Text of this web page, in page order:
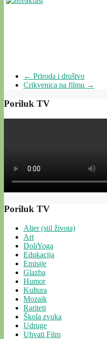
← Priroda i društvo
Crikvenica na filmu →
Poriluk TV
Poriluk TV
Alter (stil života)
Art
DoliYoga
Edukacija
Emisije
Glazba
Humor
Kultura
Mozaik
Rariteti
Škola zvuka
Udruge
Uhvati Film